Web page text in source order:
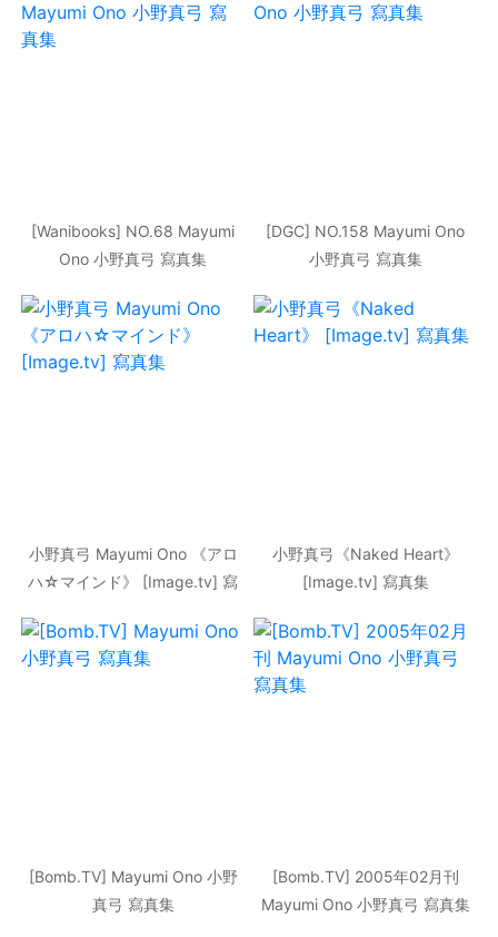
[Wanibooks] NO.68 Mayumi
Ono 小野真弓 寫真集
[DGC] NO.158 Mayumi Ono
小野真弓 寫真集
小野真弓 Mayumi Ono 《アロ
ハ☆マインド》 [Image.tv] 寫
小野真弓《Naked Heart》
[Image.tv] 寫真集
[Bomb.TV] Mayumi Ono 小野
真弓 寫真集
[Bomb.TV] 2005年02月刊
Mayumi Ono 小野真弓 寫真集